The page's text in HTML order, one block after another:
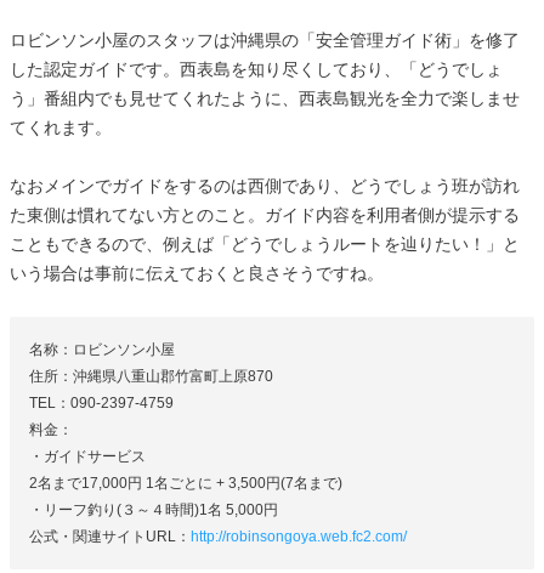
ロビンソン小屋のスタッフは沖縄県の「安全管理ガイド術」を修了
した認定ガイドです。西表島を知り尽くしており、「どうでしょ
う」番組内でも見せてくれたように、西表島観光を全力で楽しませ
てくれます。
なおメインでガイドをするのは西側であり、どうでしょう班が訪れ
た東側は慣れてない方とのこと。ガイド内容を利用者側が提示する
こともできるので、例えば「どうでしょうルートを辿りたい！」と
いう場合は事前に伝えておくと良さそうですね。
名称：ロビンソン小屋
住所：沖縄県八重山郡竹富町上原870
TEL：090-2397-4759
料金：
・ガイドサービス
2名まで17,000円 1名ごとに + 3,500円(7名まで)
・リーフ釣り(３～４時間)1名 5,000円
公式・関連サイトURL： http://robinsongoya.web.fc2.com/